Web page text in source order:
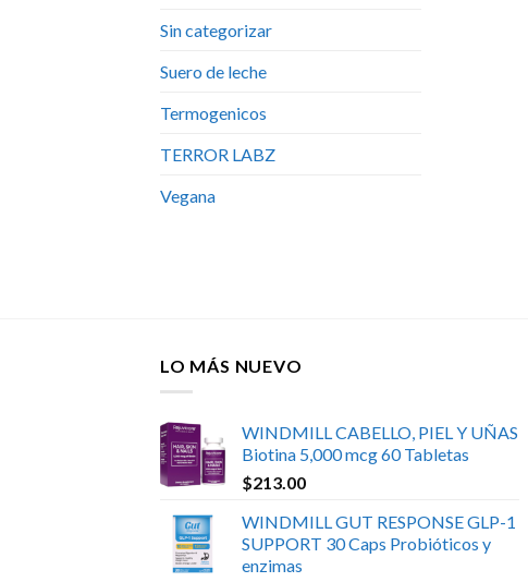
Sin categorizar
Suero de leche
Termogenicos
TERROR LABZ
Vegana
LO MÁS NUEVO
WINDMILL CABELLO, PIEL Y UÑAS
Biotina 5,000 mcg 60 Tabletas
$213.00
WINDMILL GUT RESPONSE GLP-1
SUPPORT 30 Caps Probióticos y
enzimas